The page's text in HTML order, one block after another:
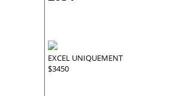
EXCEL UNIQUEMENT
$3450